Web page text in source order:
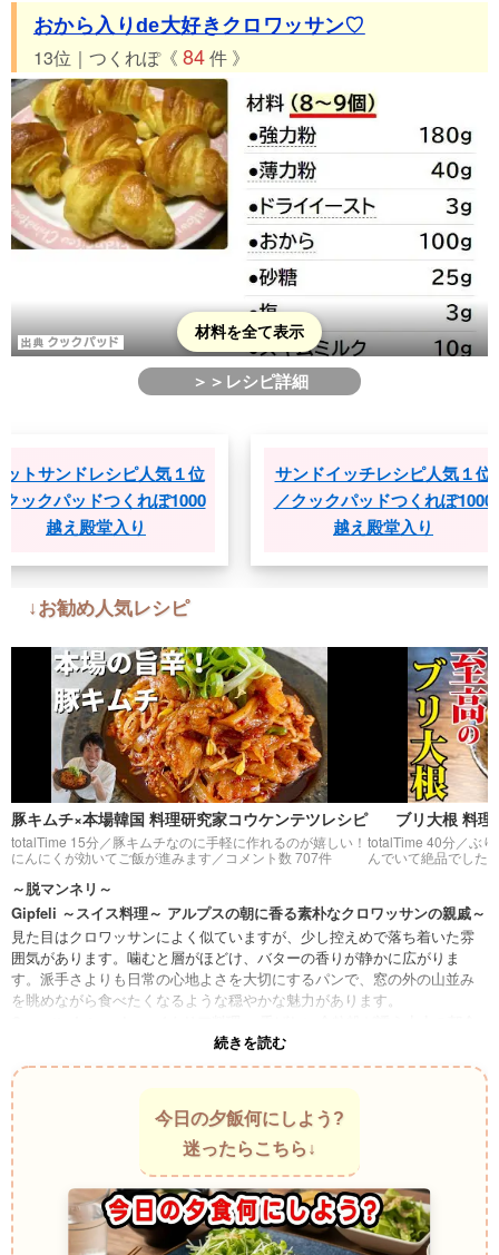
おから入りde大好きクロワッサン♡
13位｜つくれぽ《 84件 》
材料を全て表示
＞＞レシピ詳細
レシピ人気１位
ドつくれぽ1000
堂入り
サンドイッチレシピ人気１位
／クックパッドつくれぽ1000
越え殿堂入り
↓お勧め人気レシピ
豚キムチ×本場韓国 料理研究家コウケンテツレシピ
totalTime 15分／豚キムチなのに手軽に作れるのが嬉しい！
にんにくが効いてご飯が進みます ／コメント数 707件
ブリ大根 料
totalTime 40分／ぶり
んでいて絶品でした
～脱マンネリ～
Gipfeli ～スイス料理～ アルプスの朝に香る素朴なクロワッサンの親戚～
見た目はクロワッサンによく似ていますが、少し控えめで落ち着いた雰
囲気があります。噛むと層がほどけ、バターの香りが静かに広がりま
す。派手さよりも日常の心地よさを大切にするパンで、窓の外の山並み
を眺めながら食べたくなるような穏やかな魅力があります。
一般的な甘いコルネットとは少し異なり、全粒粉を使った香り豊かなタ
イプです。焼き上がりにはナッツを思わせる香ばしさが漂い、クロワッ
サンとはまた違う深みがあります。サクサクだけではなく、噛みしめる
楽しさも感じられる一品です。
Kifli ～ハンガリー料理～ 三日月形に隠れた素朴な幸せ～
クロワッサンの遠い親戚ともいわれることがあるパンです。層は控えめ
ですが、生地そのものの風味を楽しめます。焼きたてを割ると立ち上る
小麦の香りが心地よく、華やかではないのに不思議と手が止まりませ
ん。気付けば皿が空になっているタイプのパンです。
続きを読む
今日の夕飯何にしよう?
迷ったらこちら↓